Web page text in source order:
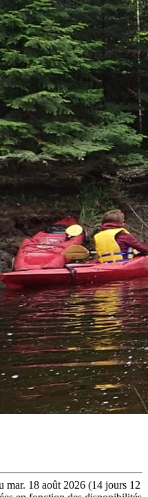
mar. 18 août 2026 (14 jours 12